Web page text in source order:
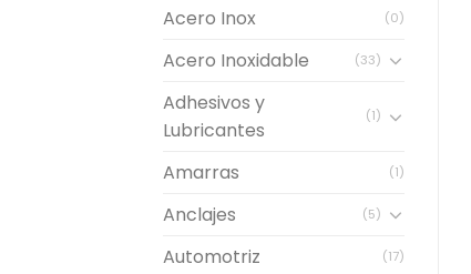
Acero Inox (0)
Acero Inoxidable (33)
Adhesivos y
Lubricantes
(1)
Amarras (1)
Anclajes (5)
Automotriz (17)